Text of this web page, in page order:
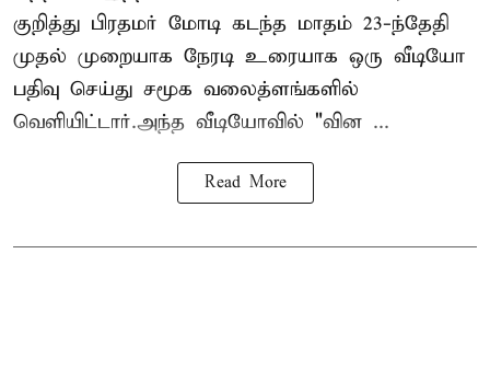
குறித்து பிரதமர் மோடி கடந்த மாதம் 23-ந்தேதி
முதல் முறையாக நேரடி உரையாக ஒரு வீடியோ
பதிவு செய்து சமூக வலைத்ளங்களில்
வெளியிட்டார்.அந்த வீடியோவில் "வின ...
Read More